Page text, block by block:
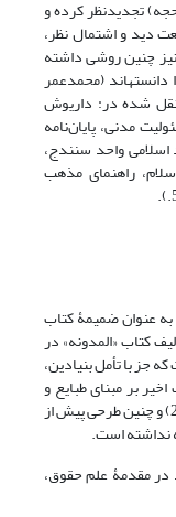
تجدید‏نظر کرده و
دید و اشتمال نظر،
چنین روشی داشته
(محمد‏عمر
نظریه الاحتیاط الفقهی، بیروت، 1428؛ نقل شده در: داریوش
مدنی، پایان‌نامه
واحد سنندج،
راهنمای مذهب
عنوان ضمیمۀ کتاب
کتاب «المدونه» در
جز با تأمل بنیادین،
بر مبنای طبایع و
ماهیات حقوقی قرار گرفته است (المدونه، ص231) و چنین طرحی پیش از
نداشته است.
مقدمۀ علم حقوق،